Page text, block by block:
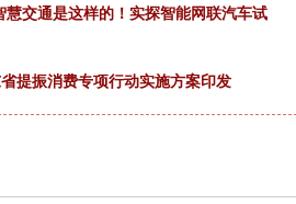
慧交通是这样的！实探智能网联汽车试
提振消费专项行动实施方案印发